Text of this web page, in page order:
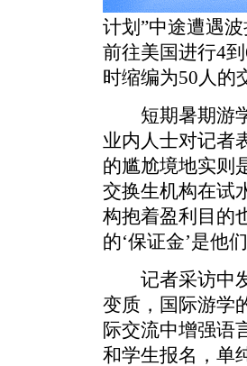
计划”中途遭遇
前往美国进行4
时缩编为50人的
短期暑期游学
业内人士对记者
的尴尬境地实则
交换生机构在试
构抱着盈利目的
的‘保证金’是他
记者采访中发
变质，国际游学
际交流中增强语
和学生报名，单